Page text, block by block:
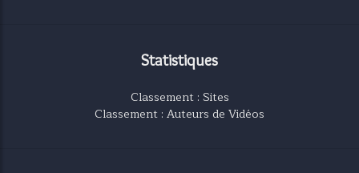
Statistiques
Classement : Sites
Classement : Auteurs de Vidéos